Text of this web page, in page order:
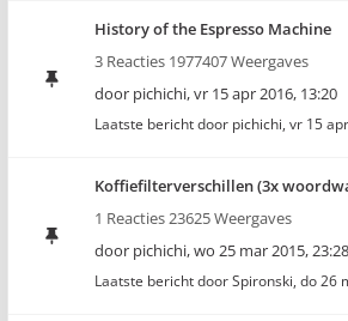
History of the Espresso Machine
3 Reacties 1977407 Weergaves
door pichichi,vr 15 apr 2016, 13:20
Laatste bericht door pichichi, vr 15
Koffiefilterverschillen (3x
1 Reacties 23625 Weergaves
door pichichi,wo 25 mar 2015, 23:28
Laatste bericht doorSpironski, do 26